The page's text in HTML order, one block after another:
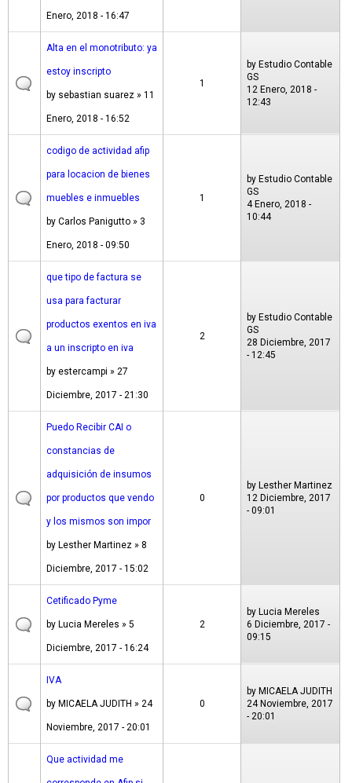
Enero, 2018 - 16:47
Alta en el monotributo: ya
estoy inscripto
by sebastian suarez » 11
Enero, 2018 - 16:52
1
by Estudio Contable
GS
12 Enero, 2018 -
12:43
codigo de actividad afip
para locacion de bienes
muebles e inmuebles
by Carlos Panigutto » 3
Enero, 2018 - 09:50
1
by Estudio Contable
GS
4 Enero, 2018 -
10:44
que tipo de factura se
usa para facturar
productos exentos en iva
a un inscripto en iva
by estercampi » 27
Diciembre, 2017 - 21:30
2
by Estudio Contable
GS
28 Diciembre, 2017
- 12:45
Puedo Recibir CAI o
constancias de
adquisición de insumos
por productos que vendo
y los mismos son impor
by Lesther Martinez » 8
Diciembre, 2017 - 15:02
0
by Lesther Martinez
12 Diciembre, 2017
- 09:01
Cetificado Pyme
by Lucia Mereles » 5
Diciembre, 2017 - 16:24
2
by Lucia Mereles
6 Diciembre, 2017 -
09:15
IVA
by MICAELA JUDITH » 24
Noviembre, 2017 - 20:01
0
by MICAELA JUDITH
24 Noviembre, 2017
- 20:01
Que actividad me